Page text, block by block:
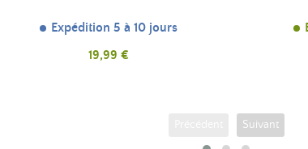
Expédition 5 à 10 jours
Prix
19,99 €
Suivant